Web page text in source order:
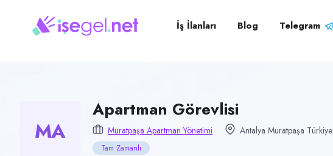
Apartman Görevlisi
Muratpaşa, Antalya
İş İlanları Blog Telegram
MA
Apartman Görevlisi
Muratpaşa Apartman Yönetimi Antalya Muratpaşa Türkiye
Tam Zamanlı